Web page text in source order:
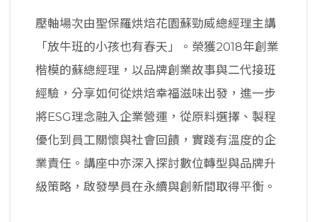
壓軸場次由聖保羅烘焙花園蘇勁威總經理主講
「放牛班的小孩也有春天」。榮獲2018年創業
楷模的蘇總經理，以品牌創業故事與二代接班
經驗，分享如何從烘焙幸福滋味出發，進一步
將ESG理念融入企業營運，從原料選擇、製程
優化到員工關懷與社會回饋，實踐有溫度的企
業責任。講座中亦深入探討數位轉型與品牌升
級策略，啟發學員在永續與創新間取得平衡。